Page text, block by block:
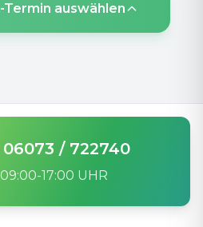
auswählen
06073 / 722740
17:00 UHR